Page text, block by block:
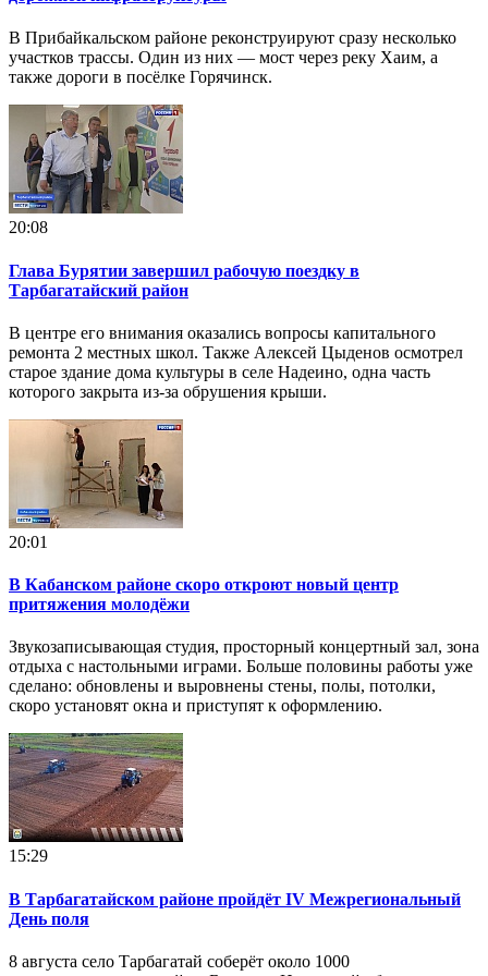
В Прибайкальском районе реконструируют сразу несколько
участков трассы. Один из них — мост через реку Хаим, а
также дороги в посёлке Горячинск.
20:08
Глава Бурятии завершил рабочую поездку в
Тарбагатайский район
В центре его внимания оказались вопросы капитального
ремонта 2 местных школ. Также Алексей Цыденов осмотрел
старое здание дома культуры в селе Надеино, одна часть
которого закрыта из-за обрушения крыши.
20:01
В Кабанском районе скоро откроют новый центр
притяжения молодёжи
Звукозаписывающая студия, просторный концертный зал, зона
отдыха с настольными играми. Больше половины работы уже
сделано: обновлены и выровнены стены, полы, потолки,
скоро установят окна и приступят к оформлению.
15:29
В Тарбагатайском районе пройдёт IV Межрегиональный
День поля
8 августа село Тарбагатай соберёт около 1000